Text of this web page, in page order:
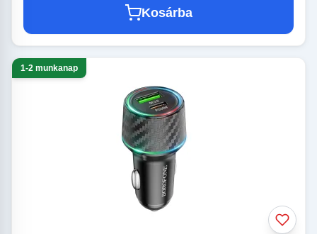
Kosárba
1-2 munkanap